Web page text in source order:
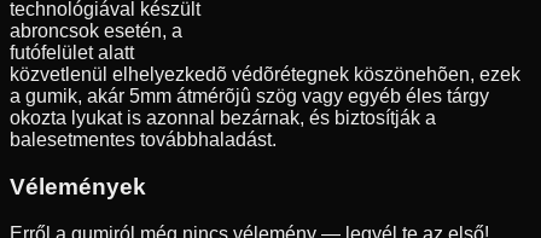
technológiával készült
abroncsok esetén, a
futófelület alatt
közvetlenül elhelyezkedõ védõrétegnek köszönehõen, ezek
a gumik, akár 5mm átmérõjû szög vagy egyéb éles tárgy
okozta lyukat is azonnal bezárnak, és biztosítják a
balesetmentes továbbhaladást.
Vélemények
Erről a gumiról még nincs vélemény — legyél te az első!